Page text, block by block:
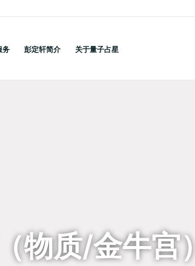
务 彭定轩简介 关于量子占星
物质/金牛宫）